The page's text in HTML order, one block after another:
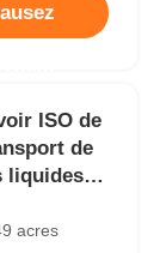
ISO de
de
liquides
acres